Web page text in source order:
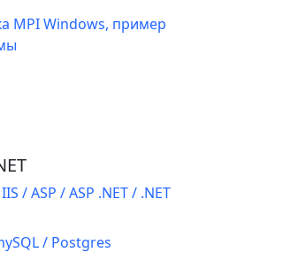
MPI Windows, пример
/ ASP / ASP .NET / .NET
/ Postgres